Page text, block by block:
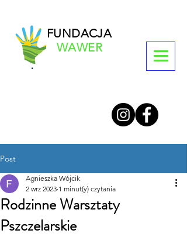
FUNDACJA
WAWER
Post
Rodzinne Warsztaty
Pszczelarskie
Agnieszka Wójcik
2 wrz 2023 1 minut(y) czytania